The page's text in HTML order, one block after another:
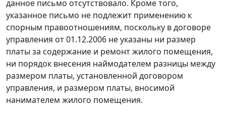
данное письмо отсутствовало. Кроме того,
указанное письмо не подлежит применению к
спорным правоотношениям, поскольку в договоре
управления от 01.12.2006 не указаны ни размер
платы за содержание и ремонт жилого помещения,
ни порядок внесения наймодателем разницы между
размером платы, установленной договором
управления, и размером платы, вносимой
нанимателем жилого помещения.